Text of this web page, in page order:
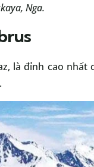
Nga.
là đỉnh cao